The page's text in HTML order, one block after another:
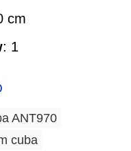
cm
: 1
ANT970
cuba